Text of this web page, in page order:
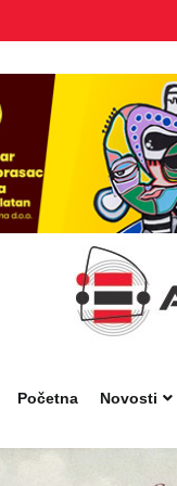
Početna
Novosti